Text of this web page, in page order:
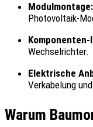
Modulmontage:
Photovoltaik-
Wechselrichter.
Elektrische
Verkabelung
Warum